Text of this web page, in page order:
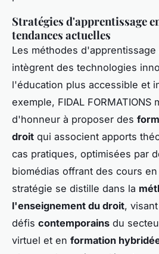
Stratégies d'apprentissage
tendances actuelles
Les méthodes
intègrent des technologies
l'éducation plus accessible et
exemple, FIDAL FORMATIONS
d'honneur à proposer des
droit qui associent apports
cas pratiques, optimisées par
biomédias offrant des cours
stratégie se distille dans la
l'enseignement du droit,
défis contemporains du
virtuel et en formation